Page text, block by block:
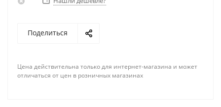
Поделиться
Цена действительна только для интернет-магазина и может
отличаться от цен в розничных магазинах